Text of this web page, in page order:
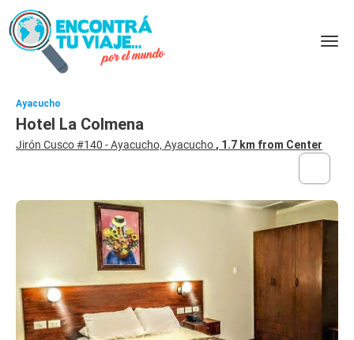
Ayacucho
Hotel La Colmena
Jirón Cusco #140 - Ayacucho, Ayacucho , 1.7 km from Center